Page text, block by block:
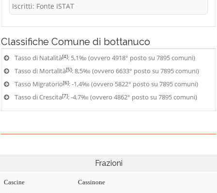
Iscritti: Fonte ISTAT
Classifiche Comune di bottanuco
Tasso di Natalità[4]: 5,1‰ (ovvero 4918° posto su 7895 comuni)
Tasso di Mortalità[5]: 8,5‰ (ovvero 6633° posto su 7895 comuni)
Tasso Migratorio[6]: -1,4‰ (ovvero 5822° posto su 7895 comuni)
Tasso di Crescita[7]: -4,7‰ (ovvero 4862° posto su 7895 comuni)
Frazioni
Cascine Cassinone